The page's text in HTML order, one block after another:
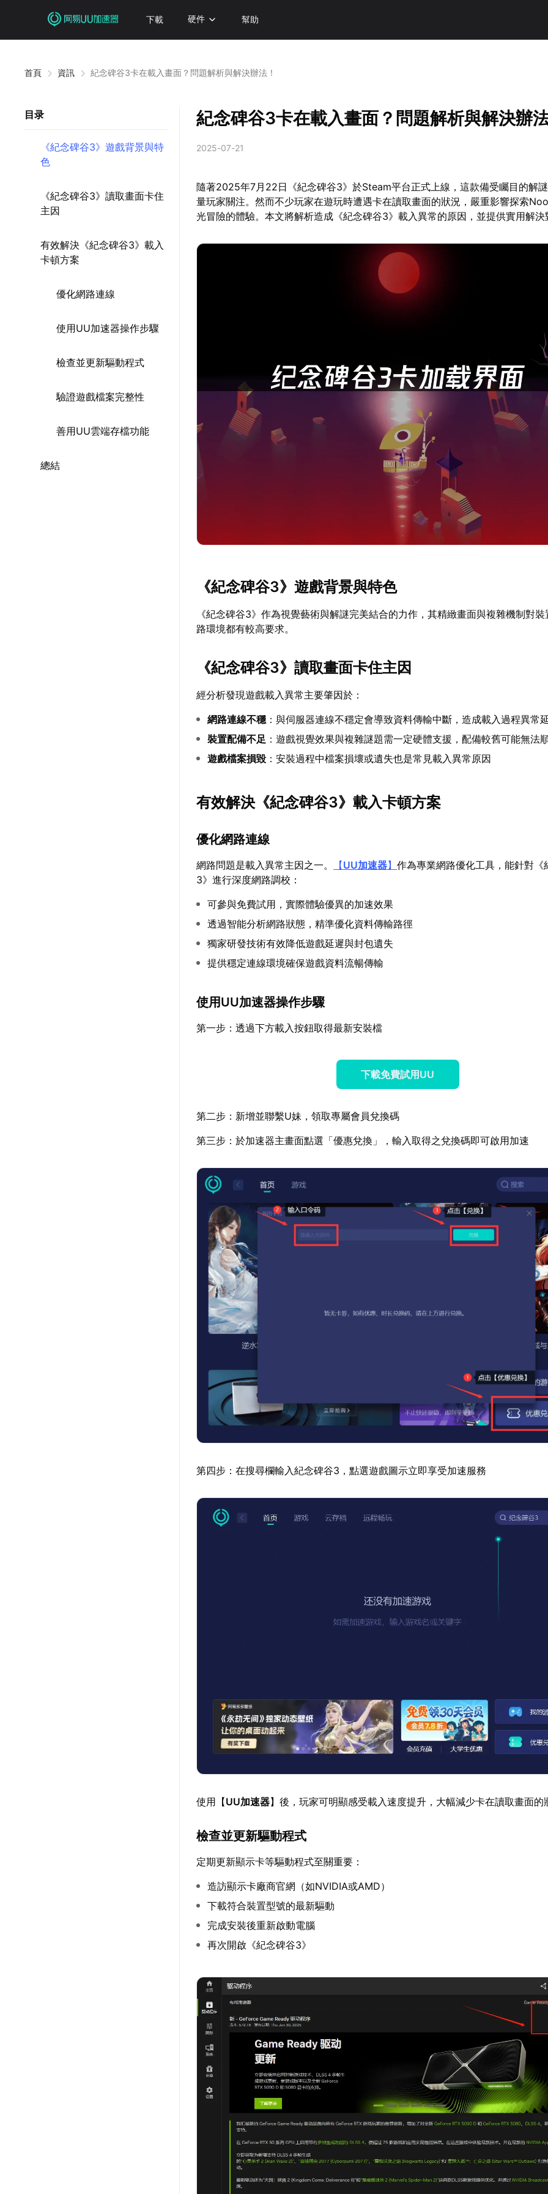
下載 硬件 幫助
首頁 資訊 紀念碑谷3卡在載入畫面？問題解析與解決辦法！
目录
《紀念碑谷3》遊戲背景與特
色
《紀念碑谷3》讀取畫面卡住
主因
有效解決《紀念碑谷3》載入
卡頓方案
優化網路連線
使用UU加速器操作步驟
檢查並更新驅動程式
驗證遊戲檔案完整性
善用UU雲端存檔功能
總結
紀念碑谷3卡在載入畫面？問題解析與解決辦
2025-07-21
隨著2025年7月22日《紀念碑谷3》於Steam平台正式上線，這款備受矚目的解
量玩家關注。然而不少玩家在遊玩時遭遇卡在讀取畫面的狀況，嚴重影響探索
光冒險的體驗。本文將解析造成《紀念碑谷3》載入異常的原因，並提供實用解決
《紀念碑谷3》遊戲背景與特色
《紀念碑谷3》作為視覺藝術與解謎完美結合的力作，其精緻畫面與複雜機制對
路環境都有較高要求。
《紀念碑谷3》讀取畫面卡住主因
經分析發現遊戲載入異常主要肇因於：
網路連線不穩 ：與伺服器連線不穩定會導致資料傳輸中斷，造成載入過程異常
裝置配備不足 ：遊戲視覺效果與複雜謎題需一定硬體支援，配備較舊可能無法
遊戲檔案損毀 ：安裝過程中檔案損壞或遺失也是常見載入異常原因
有效解決《紀念碑谷3》載入卡頓方案
優化網路連線
網路問題是載入異常主因之一。 【UU加速器】作為專業網路優化工具，能針對《
3》進行深度網路調校：
可參與免費試用，實際體驗優異的加速效果
透過智能分析網路狀態，精準優化資料傳輸路徑
獨家研發技術有效降低遊戲延遲與封包遺失
提供穩定連線環境確保遊戲資料流暢傳輸
使用UU加速器操作步驟
第一步：透過下方載入按鈕取得最新安裝檔
下載免費試用UU
第二步：新增並聯繫U妹，領取專屬會員兌換碼
第三步：於加速器主畫面點選「優惠兌換」，輸入取得之兌換碼即可啟用加速
第四步：在搜尋欄輸入紀念碑谷3，點選遊戲圖示立即享受加速服務
使用【UU加速器】後，玩家可明顯感受載入速度提升，大幅減少卡在讀取畫面的
檢查並更新驅動程式
定期更新顯示卡等驅動程式至關重要：
造訪顯示卡廠商官網（如NVIDIA或AMD）
下載符合裝置型號的最新驅動
完成安裝後重新啟動電腦
再次開啟《紀念碑谷3》